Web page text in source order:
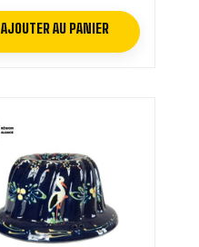
AJOUTER AU PANIER